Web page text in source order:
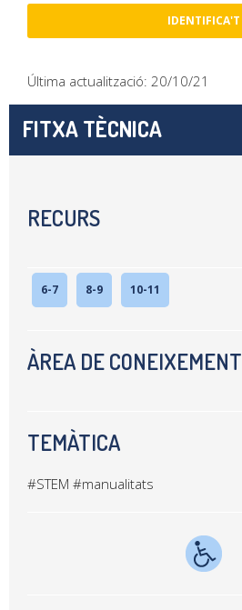
IDENTIFICA'T
Última actualització: 20/10/21
FITXA TÈCNICA
RECURS
6-7 8-9 10-11
ÀREA DE CONEIXEMENT
TEMÀTICA
#STEM #manualitats